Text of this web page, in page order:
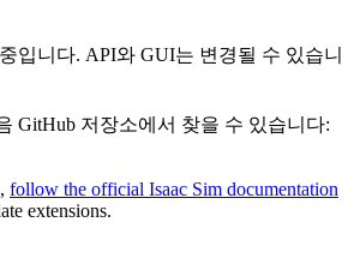
입니다. API와 GUI는 변경될 수 있습니
GitHub 저장소에서 찾을 수 있습니다:
follow the official Isaac Sim documentation
extensions.